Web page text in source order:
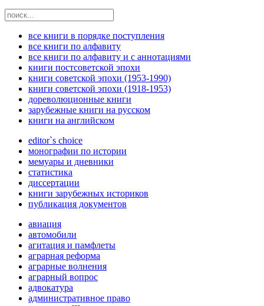
все книги в порядке поступления
все книги по алфавиту
все книги по алфавиту и с аннотациями
книги постсоветской эпохи
книги советской эпохи (1953-1990)
книги советской эпохи (1918-1953)
дореволюционные книги
зарубежные книги на русском
книги на английском
editor`s choice
монографии по истории
мемуары и дневники
статистика
диссертации
книги зарубежных историков
публикация документов
авиация
автомобили
агитация и памфлеты
аграрная реформа
аграрные волнения
аграрный вопрос
адвокатура
административное право